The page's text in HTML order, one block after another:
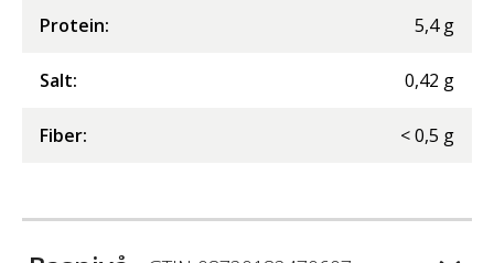
Protein: 5,4 g
Salt: 0,42 g
Fiber: <0,5 g